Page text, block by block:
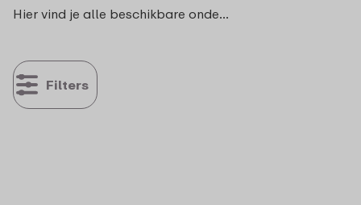
Hier vind je alle beschikbare onderdelen voor de fruitbox Campus.
Filters